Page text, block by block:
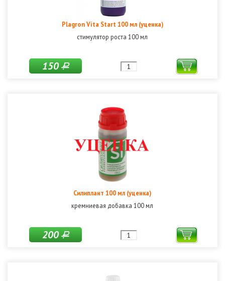
Plagron Vita Start 100 мл (уценка)
стимулятор роста 100 мл
150Р
Силиплант 100 мл (уценка)
кремниевая добавка 100 мл
200Р